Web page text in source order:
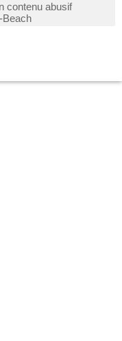
contenu abusif
Beach